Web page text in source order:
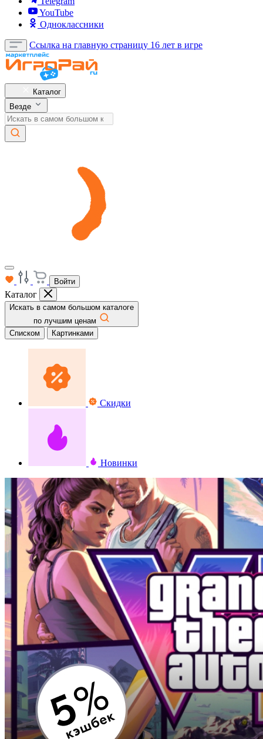
YouTube
Одноклассники
Ссылка на главную страницу 16 лет в игре
Каталог
Везде
Войти
Каталог
Искать в самом большом каталоге
по лучшим ценам
Списком
Картинками
Скидки
Новинки